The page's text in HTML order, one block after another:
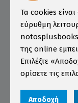
Τρόποι Πληρωμής
Τρόποι
Εγγύηση -
Όροι χρήσης
Προστασία
Τα cookies
εύρυθμη
της online
Επιλέξτε
ορίσετε τις
Αποδοχή